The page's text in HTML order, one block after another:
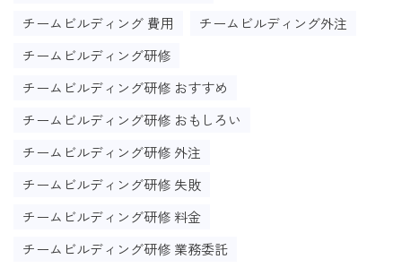
チームビルディング 費用
チームビルディング外注
チームビルディング研修
チームビルディング研修 おすすめ
チームビルディング研修 おもしろい
チームビルディング研修 外注
チームビルディング研修 失敗
チームビルディング研修 料金
チームビルディング研修 業務委託